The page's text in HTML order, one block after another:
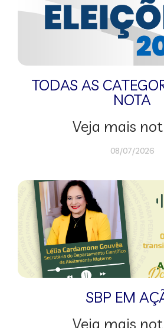
TODAS AS
NOTA
Veja mais
08/07/2026
SBP EM
Veja mais